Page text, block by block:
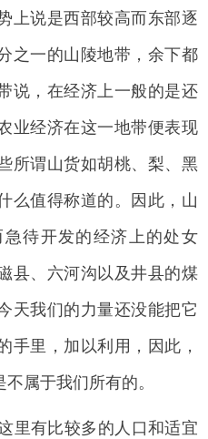
上说是西部较高而东部逐
之一的山陵地带，余下都
说，在经济上一般的是还
业经济在这一地带便表现
所谓山货如胡桃、梨、黑
么值得称道的。因此，山
待开发的经济上的处女
县、六河沟以及井县的煤
天我们的力量还没能把它
手里，加以利用，因此，
属于我们所有的。
里有比较多的人口和适宜